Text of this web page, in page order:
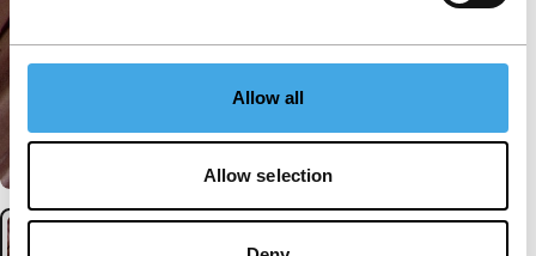
Allow all
Allow selection